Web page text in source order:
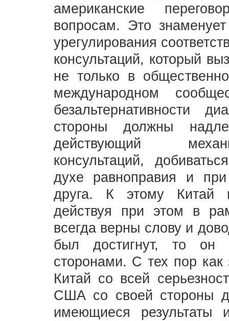
американские
вопросам. Это
урегулирования
консультаций, который
не только в
международном
безальтернативности
стороны должны
действующий
консультаций,
духе равноправия и при
друга. К этому Китай
действуя при этом в
всегда верны слову и
был достигнут, то он
сторонами. С тех пор
Китай со всей
США со своей стороны
имеющиеся результаты